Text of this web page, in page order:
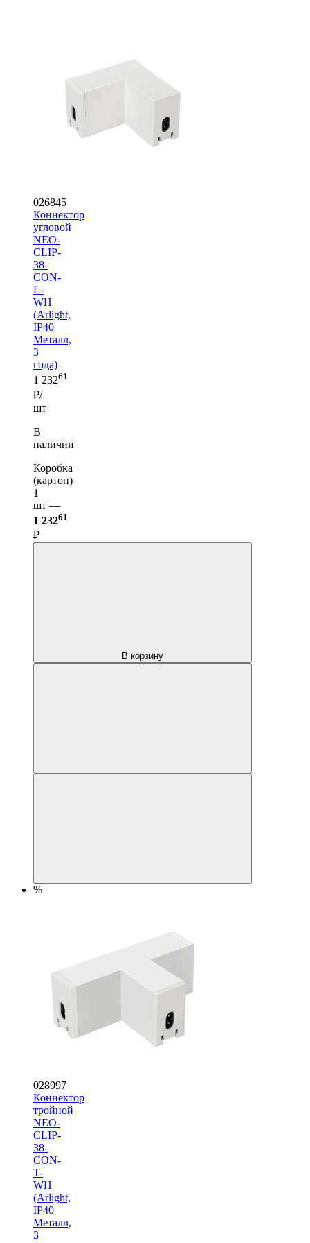
026845
Коннектор
угловой
NEO-
CLIP-
38-
CON-
L-
WH
(Arlight,
IP40
Металл,
3
года)
1 23261
₽/
шт
В
наличии
Коробка
(картон)
1
шт —
1 23261
₽
В корзину
%
028997
Коннектор
тройной
NEO-
CLIP-
38-
CON-
T-
WH
(Arlight,
IP40
Металл,
3